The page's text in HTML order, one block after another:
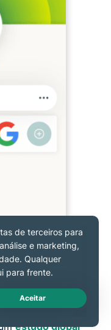
Resposta
sim!
países
comuns
estudo global
Live Chat